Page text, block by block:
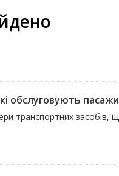
обслуговують
транспортних